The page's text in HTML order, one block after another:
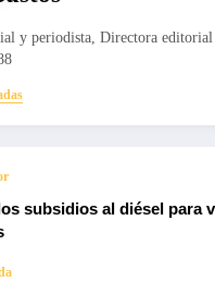
y periodista, Directora editorial
subsidios al diésel para